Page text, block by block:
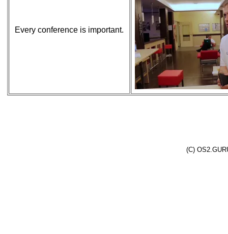
Every conference is important.
(C)